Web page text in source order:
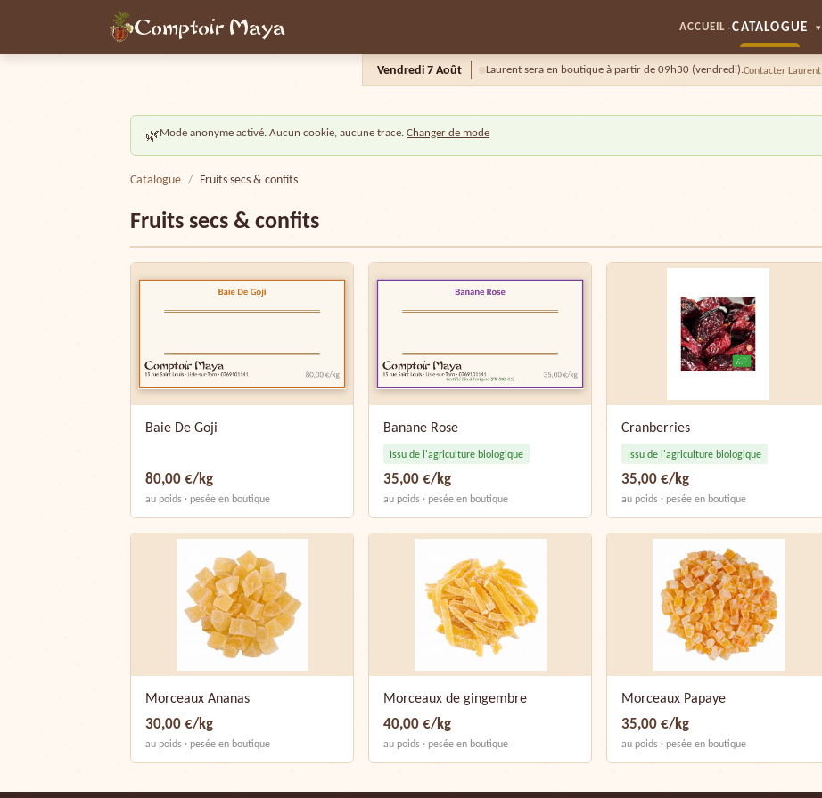
Comptoir Maya ACCUEIL ·CATALOGUE ▾
Vendredi 7 Août Laurent sera en boutique à partir de 09h30 (vendredi).Contacter Laurent
🌿Mode anonyme activé. Aucun cookie, aucune trace.Changer de mode
Catalogue / Fruits secs & confits
Fruits secs & confits
Baie De Goji
80,00 €/kg
au poids · pesée en boutique
Banane Rose
Issu de l'agriculture biologique
35,00 €/kg
au poids · pesée en boutique
Cranberries
Issu de l'agriculture biologique
35,00 €/kg
au poids · pesée en boutique
Morceaux Ananas
30,00 €/kg
au poids · pesée en boutique
Morceaux de gingembre
40,00 €/kg
au poids · pesée en boutique
Morceaux Papaye
35,00 €/kg
au poids · pesée en boutique